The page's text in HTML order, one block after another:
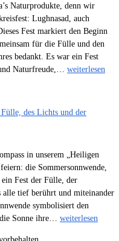
Blick
auf
die
letzten
Tage
bei
Naturprodukte, denn wir
Lughnasad, auch
Fest markiert den Beginn
für die Fülle und den
bedankt. Es war ein Fest
Naturfreude,… Lughnasad:
der
Ernte
bei
Lydia’s
Naturprodukte
weiterlesen
des Lichts und der
in unserem „Heiligen
die Sommersonnwende,
ein Fest der Fülle, der
alle tief berührt und miteinander
symbolisiert den
Sonne ihre… weiterlesen